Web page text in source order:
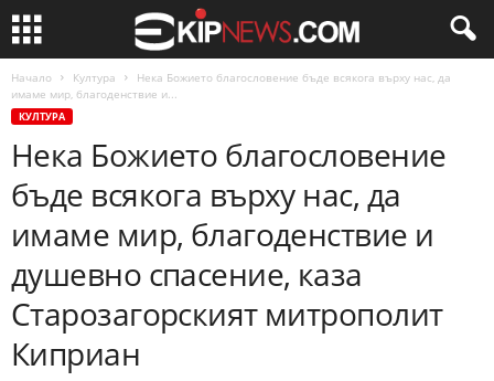
Начало Култура
Нека Божието благословение бъде всякога върху нас, да
имаме мир, благоденствие и...
КУЛТУРА
Нека Божието благословение
бъде всякога върху нас, да
имаме мир, благоденствие и
душевно спасение, каза
Старозагорският митрополит
Киприан